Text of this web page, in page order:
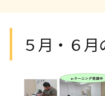
５月・６